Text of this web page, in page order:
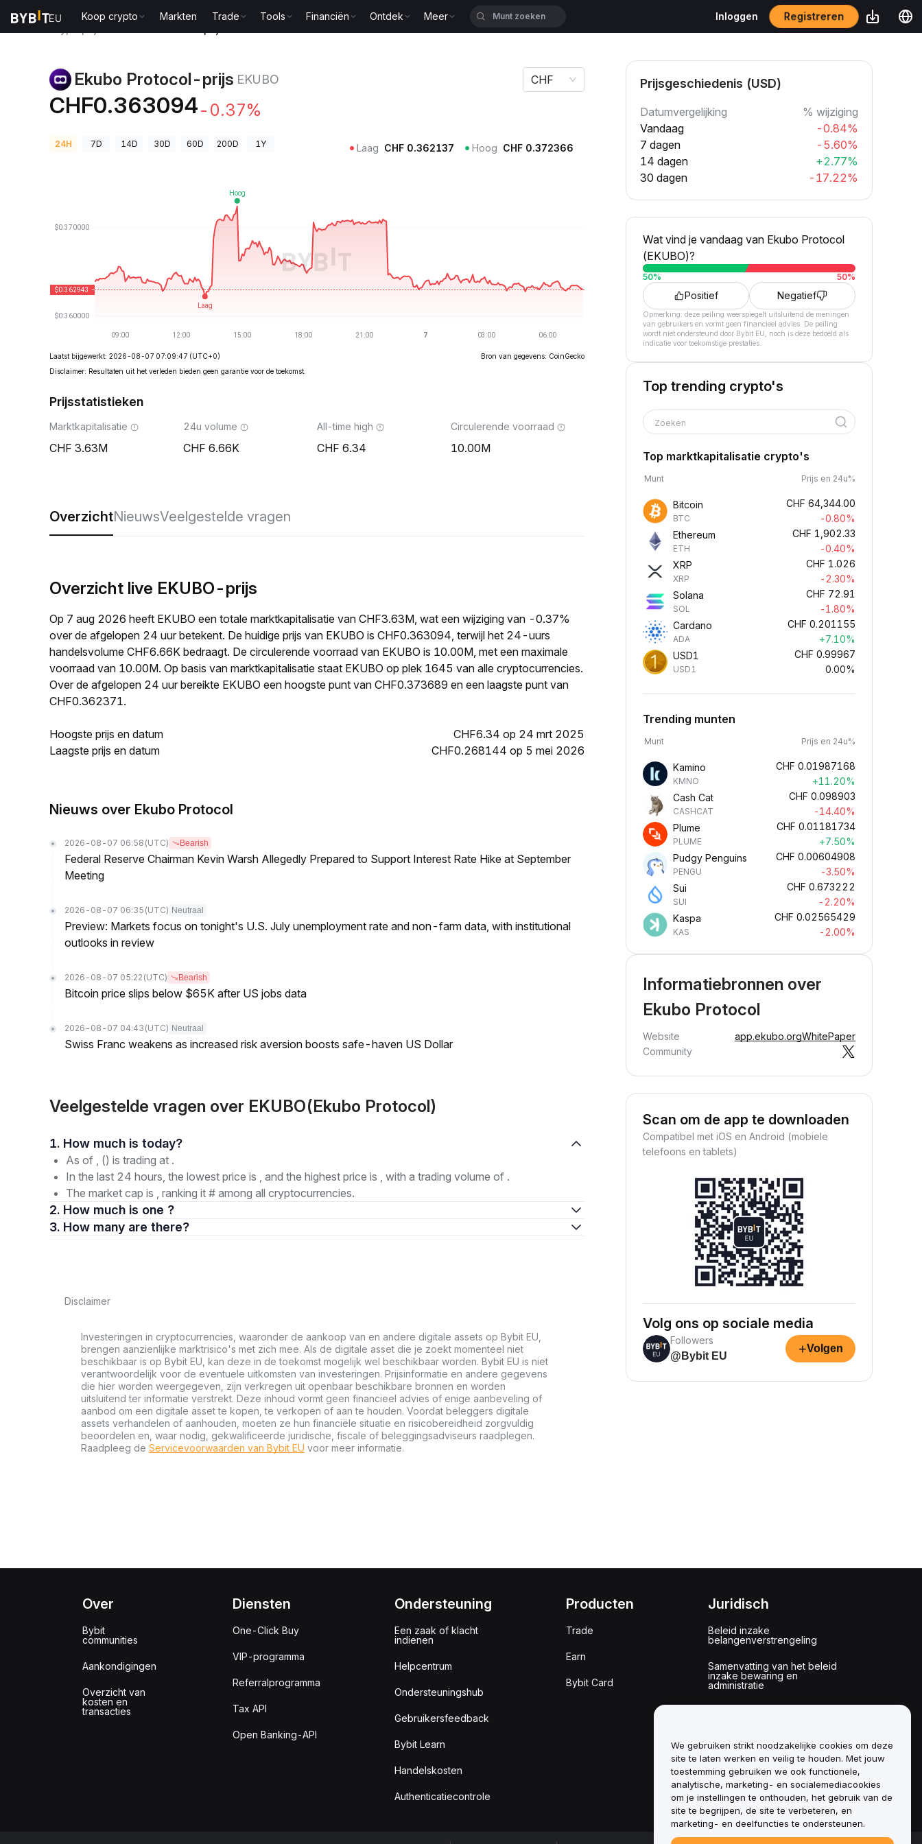
Koop crypto Markten Trade Tools Financiën Ontdek Meer Inloggen Registreren
Ekubo Protocol-prijs EKUBO
CHF0.363094-0.37%
CHF
24H 7D 14D 30D 60D 200D 1Y Laag CHF 0.362137 Hoog CHF 0.372366
Laatst bijgewerkt: 2026-08-07 07:09:47 (UTC+0)
Bron van gegevens: CoinGecko
Disclaimer: Resultaten uit het verleden bieden geen garantie voor de toekomst.
Prijsstatistieken
Marktkapitalisatie
3.63M
24u volume
6.66K
All-time high
6.34
Circulerende voorraad
10.00M
OverzichtNieuwsVeelgestelde vragen
Overzicht live EKUBO-prijs
Op 7 aug 2026 heeft EKUBO een totale marktkapitalisatie van CHF3.63M, wat een wijziging van -0.37%
over de afgelopen 24 uur betekent. De huidige prijs van EKUBO is CHF0.363094, terwijl het 24-uurs
handelsvolume CHF6.66K bedraagt. De circulerende voorraad van EKUBO is 10.00M, met een maximale
voorraad van 10.00M. Op basis van marktkapitalisatie staat EKUBO op plek 1645 van alle cryptocurrencies.
Over de afgelopen 24 uur bereikte EKUBO een hoogste punt van CHF0.373689 en een laagste punt van
CHF0.362371.
Hoogste prijs en datum
CHF6.34 op 24 mrt 2025
Laagste prijs en datum
CHF0.268144 op 5 mei 2026
Nieuws over Ekubo Protocol
2026-08-07 06:58 (UTC) Bearish
Federal Reserve Chairman Kevin Warsh Allegedly Prepared to Support Interest Rate Hike at September
Meeting
2026-08-07 06:35 (UTC) Neutraal
Preview: Markets focus on tonight's U.S. July unemployment rate and non-farm data, with institutional
outlooks in review
2026-08-07 05:22 (UTC) Bearish
Bitcoin price slips below $65K after US jobs data
2026-08-07 04:43 (UTC) Neutraal
Swiss Franc weakens as increased risk aversion boosts safe-haven US Dollar
Veelgestelde vragen over EKUBO(Ekubo Protocol)
1. How much is today?
As of , () is trading at .
In the last 24 hours, the lowest price is , and the highest price is , with a trading volume of .
The market cap is , ranking it # among all cryptocurrencies.
2. How much is one ?
3. How many are there?
Disclaimer
Investeringen in cryptocurrencies, waaronder de aankoop van en andere digitale assets op Bybit EU,
brengen aanzienlijke marktrisico's met zich mee. Als de digitale asset die je zoekt momenteel niet
beschikbaar is op Bybit EU, kan deze in de toekomst mogelijk wel beschikbaar worden. Bybit EU is niet
verantwoordelijk voor de eventuele uitkomsten van investeringen. Prijsinformatie en andere gegevens
die hier worden weergegeven, zijn verkregen uit openbaar beschikbare bronnen en worden
uitsluitend ter informatie verstrekt. Deze inhoud vormt geen financieel advies of enige aanbeveling of
aanbod om een digitale asset te kopen, te verkopen of aan te houden. Voordat beleggers digitale
assets verhandelen of aanhouden, moeten ze hun financiële situatie en risicobereidheid zorgvuldig
beoordelen en, waar nodig, gekwalificeerde juridische, fiscale of beleggingsadviseurs raadplegen.
Raadpleeg de Servicevoorwaarden van Bybit EU voor meer informatie.
Prijsgeschiedenis (USD)
Datumvergelijking
% wijziging
Vandaag
-0.84%
7 dagen
-5.60%
14 dagen
+2.77%
30 dagen
-17.22%
Wat vind je vandaag van Ekubo Protocol
(EKUBO)?
50% 50%
Positief Negatief
Opmerking: deze peiling weerspiegelt uitsluitend de meningen
van gebruikers en vormt geen financieel advies. De peiling
wordt niet ondersteund door Bybit EU, noch is deze bedoeld als
indicatie voor toekomstige prestaties.
Top trending crypto's
Zoeken
Top marktkapitalisatie crypto's
Munt Prijs en 24u%
Bitcoin
BTC
CHF 64,344.00
-0.80%
Ethereum
ETH
CHF 1,902.33
-0.40%
XRP
XRP
CHF 1.026
-2.30%
Solana
SOL
CHF 72.91
-1.80%
Cardano
ADA
CHF 0.201155
+7.10%
USD1
USD1
CHF 0.99967
0.00%
Trending munten
Munt Prijs en 24u%
Kamino
KMNO
CHF 0.01987168
+11.20%
Cash Cat
CASHCAT
CHF 0.098903
-14.40%
Plume
PLUME
CHF 0.01181734
+7.50%
Pudgy Penguins
PENGU
CHF 0.00604908
-3.50%
Sui
SUI
CHF 0.673222
-2.20%
Kaspa
KAS
CHF 0.02565429
-2.00%
Informatiebronnen over
Ekubo Protocol
Website app.ekubo.orgWhitePaper
Community
Scan om de app te downloaden
Compatibel met iOS en Android (mobiele
telefoons en tablets)
Volg ons op sociale media
Followers
@Bybit EU
+Volgen
Over
Bybit
communities
Aankondigingen
Overzicht van
kosten en
transacties
Diensten
One-Click Buy
VIP-programma
Referralprogramma
Tax API
Open Banking-API
Ondersteuning
Een zaak of klacht
indienen
Helpcentrum
Ondersteuningshub
Gebruikersfeedback
Bybit Learn
Handelskosten
Authenticatiecontrole
Producten
Trade
Earn
Bybit Card
Juridisch
Beleid inzake
belangenverstrengeling
Samenvatting van het beleid
inzake bewaring en
administratie
assets
We gebruiken strikt noodzakelijke cookies om deze
site te laten werken en veilig te houden. Met jouw
toestemming gebruiken we ook functionele,
analytische, marketing- en socialemediacookies
om je instellingen te onthouden, het gebruik van de
site te begrijpen, de site te verbeteren, en
marketing- en deelfuncties te ondersteunen.